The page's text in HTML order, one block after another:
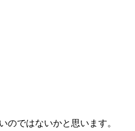
のではないかと思います。